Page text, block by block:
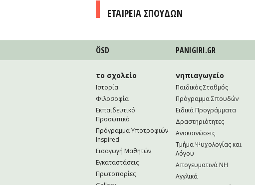
ΕΤΑΙΡΕΙΑ ΣΠΟΥΔΩΝ
ÖSD PANIGIRI.GR
το σχολείο
Ιστορία
Φιλοσοφία
Εκπαιδευτικό
Προσωπικό
Πρόγραμμα Υποτροφιών
Inspired
Εισαγωγή Μαθητών
Εγκαταστάσεις
Πρωτοπορίες
νηπιαγωγείο
Παιδικός Σταθμός
Πρόγραμμα Σπουδών
Ειδικά Προγράμματα
Δραστηριότητες
Ανακοινώσεις
Τμήμα Ψυχολογίας και
Λόγου
Απογευματινά NH
Αγγλικά